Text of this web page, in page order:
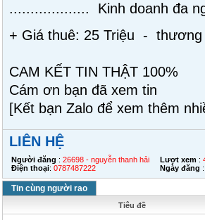
................... Kinh doanh đa
+ Giá thuê: 25 Triệu - thương
CAM KẾT TIN THẬT 100%
Cám ơn bạn đã xem tin
[Kết bạn Zalo để xem thêm
LIÊN HỆ
Người đăng : 26698 - nguyễn thanh hải
Điện thoại: 0787487222
Lượt xem :
Ngày đăng :
Tin cùng người rao
Tiêu đề